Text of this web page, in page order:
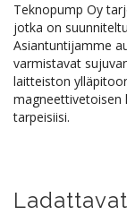
Teknopump Oy
jotka on
Asiantuntijamme
varmistavat
laitteiston
magneettivetoisen
tarpeisiisi.